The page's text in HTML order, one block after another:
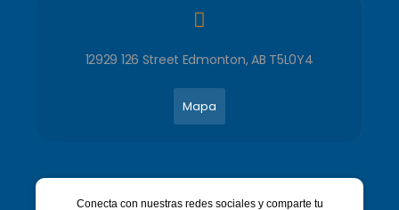
12929 126 Street Edmonton, AB T5L0Y4
Mapa
Conecta con nuestras redes sociales y comparte tu